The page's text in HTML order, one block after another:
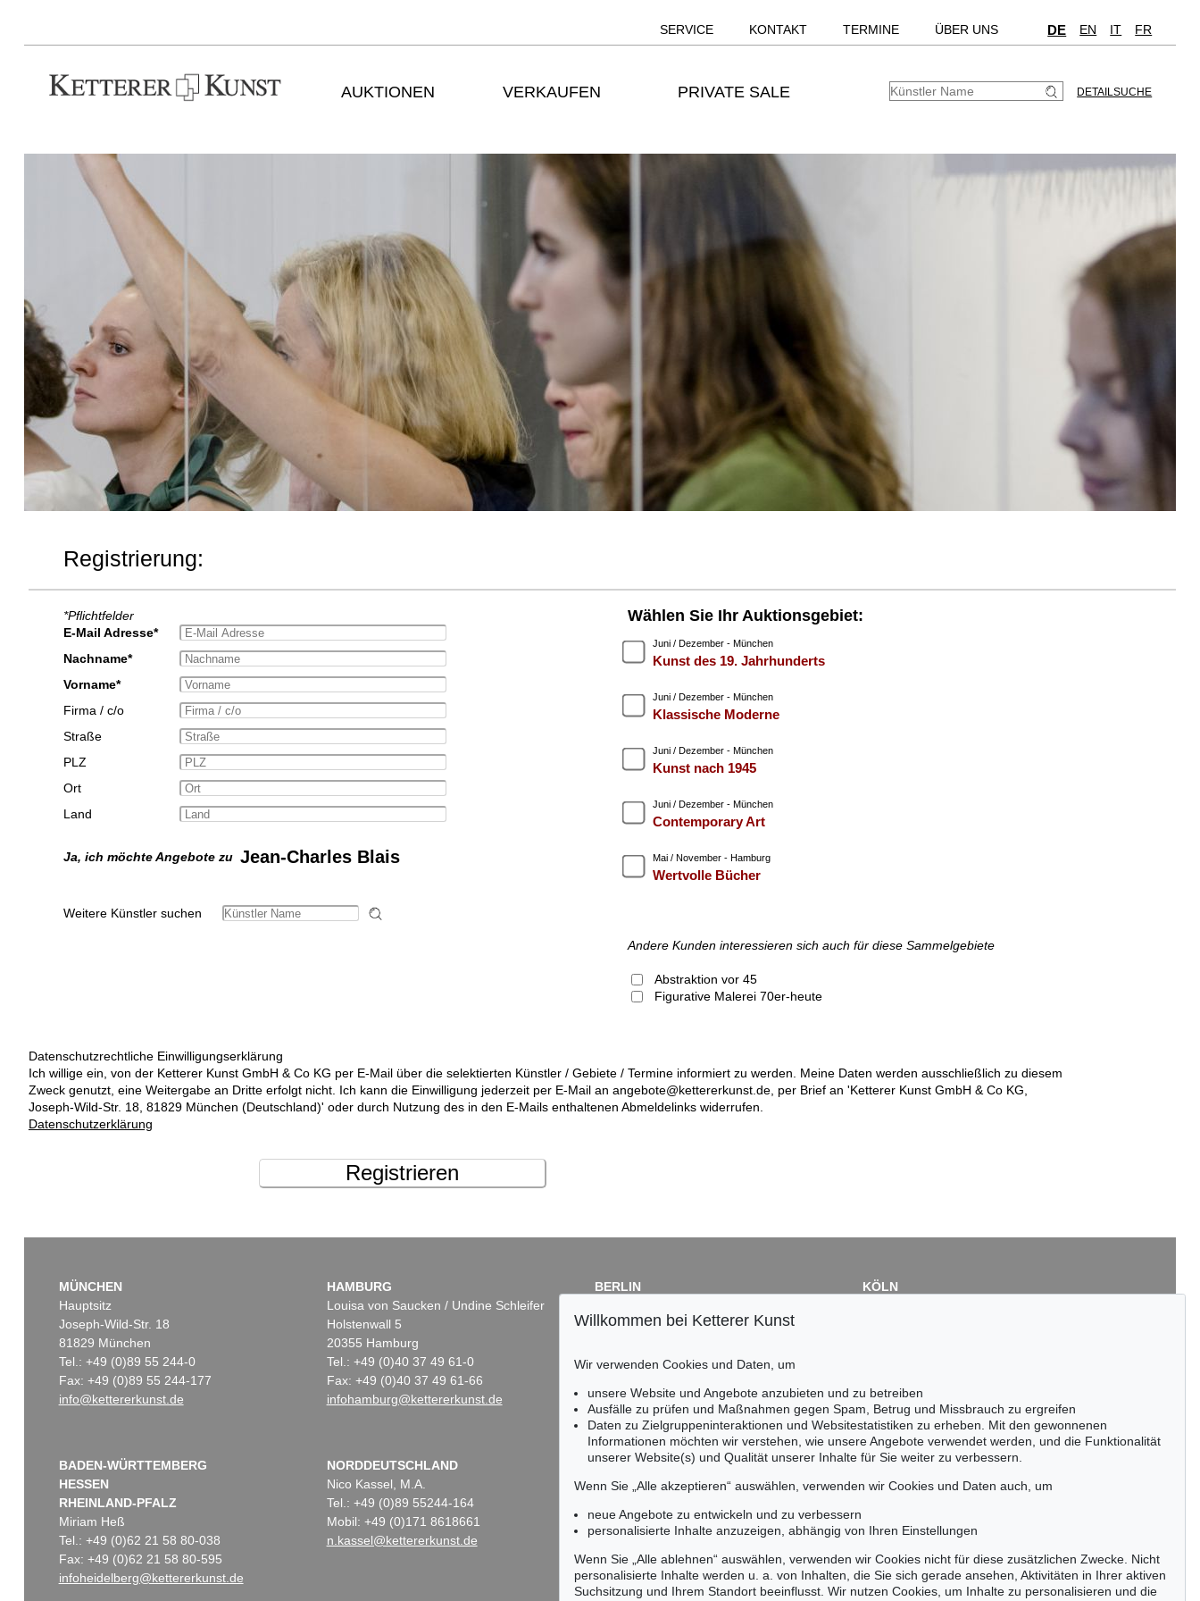
SERVICE KONTAKT TERMINE ÜBER UNS DE EN IT FR
AUKTIONEN VERKAUFEN PRIVATE SALE DETAILSUCHE
Registrierung:
*Pflichtfelder
E-Mail Adresse*
Nachname*
Vorname*
Firma / c/o
Straße
PLZ
Ort
Land
Ja, ich möchte Angebote zu Jean-Charles Blais
Weitere Künstler suchen
Wählen Sie Ihr Auktionsgebiet:
Juni / Dezember - München
Kunst des 19. Jahrhunderts
Juni / Dezember - München
Klassische Moderne
Juni / Dezember - München
Kunst nach 1945
Juni / Dezember - München
Contemporary Art
Mai / November - Hamburg
Wertvolle Bücher
Andere Kunden interessieren sich auch für diese Sammelgebiete
Abstraktion vor 45
Figurative Malerei 70er-heute
Datenschutzrechtliche Einwilligungserklärung
Ich willige ein, von der Ketterer Kunst GmbH & Co KG per E-Mail über die selektierten Künstler / Gebiete / Termine informiert zu werden. Meine Daten werden ausschließlich zu diesem
Zweck genutzt, eine Weitergabe an Dritte erfolgt nicht. Ich kann die Einwilligung jederzeit per E-Mail an angebote@kettererkunst.de, per Brief an 'Ketterer Kunst GmbH & Co KG,
Joseph-Wild-Str. 18, 81829 München (Deutschland)' oder durch Nutzung des in den E-Mails enthaltenen Abmeldelinks widerrufen.
Datenschutzerklärung
Registrieren
MÜNCHEN
Hauptsitz
Joseph-Wild-Str. 18
81829 München
Tel.: +49 (0)89 55 244-0
Fax: +49 (0)89 55 244-177
info@kettererkunst.de
HAMBURG
Louisa von Saucken / Undine Schleifer
Holstenwall 5
20355 Hamburg
Tel.: +49 (0)40 37 49 61-0
Fax: +49 (0)40 37 49 61-66
infohamburg@kettererkunst.de
BERLIN
Fasanenstr. 70
Tel.: +49 (0)30 88 67 53-63
infoberlin@kettererkunst.de
KÖLN
BADEN-WÜRTTEMBERG
HESSEN
RHEINLAND-PFALZ
Miriam Heß
Tel.: +49 (0)62 21 58 80-038
Fax: +49 (0)62 21 58 80-595
infoheidelberg@kettererkunst.de
NORDDEUTSCHLAND
Nico Kassel, M.A.
Tel.: +49 (0)89 55244-164
Mobil: +49 (0)171 8618661
n.kassel@kettererkunst.de
Keine Auktion mehr verpassen!
Wir informieren Sie rechtzeitig.
Jetzt zum Newsletter anmelden >
Willkommen bei Ketterer Kunst
Wir verwenden Cookies und Daten, um
unsere Website und Angebote anzubieten und zu betreiben
Ausfälle zu prüfen und Maßnahmen gegen Spam, Betrug und Missbrauch zu ergreifen
Daten zu Zielgruppeninteraktionen und Websitestatistiken zu erheben. Mit den gewonnenen
Informationen möchten wir verstehen, wie unsere Angebote verwendet werden, und die Funktionalität
unserer Website(s) und Qualität unserer Inhalte für Sie weiter zu verbessern.
Wenn Sie „Alle akzeptieren“ auswählen, verwenden wir Cookies und Daten auch, um
neue Angebote zu entwickeln und zu verbessern
personalisierte Inhalte anzuzeigen, abhängig von Ihren Einstellungen
Wenn Sie „Alle ablehnen“ auswählen, verwenden wir Cookies nicht für diese zusätzlichen Zwecke. Nicht
personalisierte Inhalte werden u. a. von Inhalten, die Sie sich gerade ansehen, Aktivitäten in Ihrer aktiven
Suchsitzung und Ihrem Standort beeinflusst. Wir nutzen Cookies, um Inhalte zu personalisieren und die